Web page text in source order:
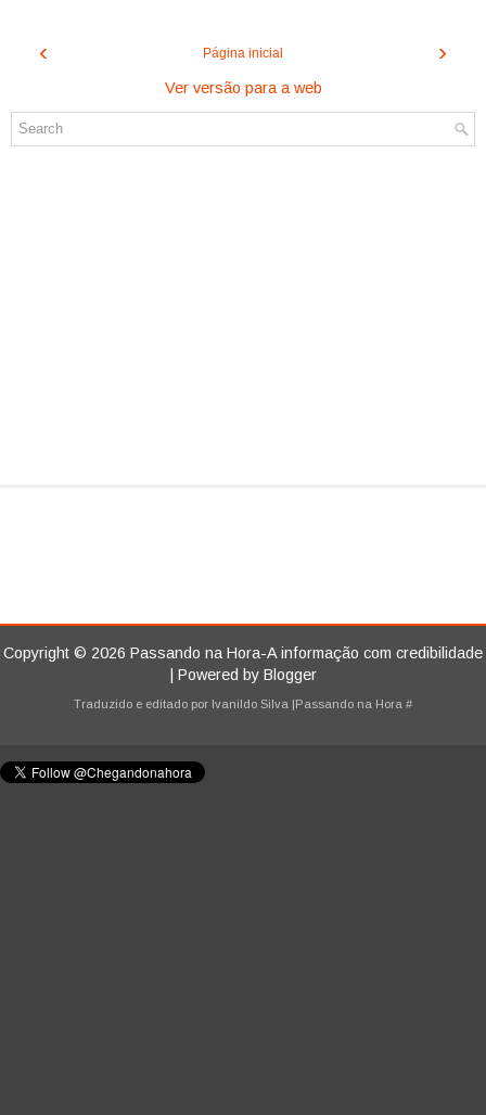
‹ ›
Página inicial
Ver versão para a web
Copyright © 2026 Passando na Hora-A informação com credibilidade
| Powered by Blogger
Traduzido e editado por Ivanildo Silva |Passando na Hora #